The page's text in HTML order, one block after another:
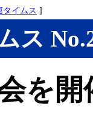
タイムス ]
ス
を開